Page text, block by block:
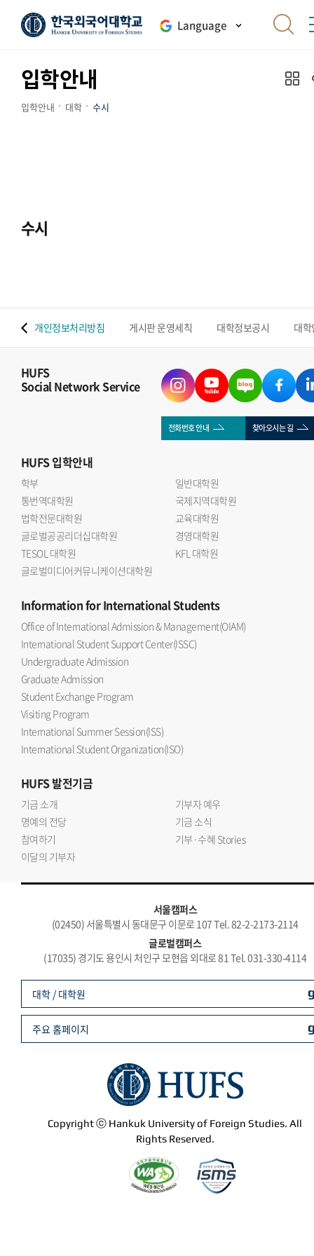
Language
입학안내
입학안내 대학 수시
수시
개인정보처리방침 게시판 운영세칙 대학정보공시 대
HUFS
Social Network Service
전화번호 안내 찾아오시는 길
HUFS입학안내
학부
일반대학원
통번역대학원
국제지역대학원
법학전문대학원
교육대학원
글로벌공공리더십대학원
경영대학원
TESOL 대학원
KFL 대학원
글로벌미디어커뮤니케이션대학원
Informationfor International Students
Office of International Admission & Management(OIAM)
International Student Support Center(ISSC)
Undergraduate Admission
Graduate Admission
Student Exchange Program
Visiting Program
International Summer Session(ISS)
International Student Organization(ISO)
HUFS발전기금
기금 소개
기부자 예우
명예의 전당
기금 소식
참여하기
기부·수혜 Stories
이달의 기부자
서울캠퍼스
(02450) 서울특별시 동대문구 이문로 107 Tel. 82-2-2173-2114
글로벌캠퍼스
(17035) 경기도 용인시 처인구 모현읍 외대로 81 Tel. 031-330-4114
Copyright ⓒ Hankuk University of Foreign Studies. All
Rights Reserved.
대학 / 대학원
주요 홈페이지